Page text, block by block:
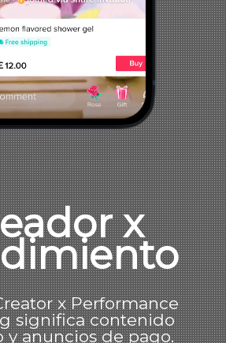
x
x Performance
significa contenido
y anuncios de pago.